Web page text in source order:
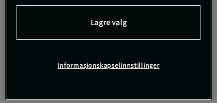
Nimble Biker Shorts fra ICANIWILL er designet for å gi støtte og
komfort under intense treningsøkter.
Lagre valg
Informasjonskapselinnstillinger